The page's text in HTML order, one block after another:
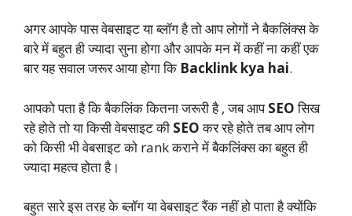
अगर आपके पास वेबसाइट या ब्लॉग है तो आप लोगों ने बैकलिंक्स के
बारे में बहुत ही ज्यादा सुना होगा और आपके मन में कहीं ना कहीं एक
बार यह सवाल जरूर आया होगा कि Backlink kya hai.
आपको पता है कि बैकलिंक कितना जरूरी है , जब आपSEOसिख
रहे होते तो या किसी वेबसाइट की SEOकर रहे होते तब आप लोग
को किसी भी वेबसाइट को rank कराने में बैकलिंक्स का बहुत ही
ज्यादा महत्व होता है।
बहुत सारे इस तरह के ब्लॉग या वेबसाइट रैंक नहीं हो पाता है क्योंकि